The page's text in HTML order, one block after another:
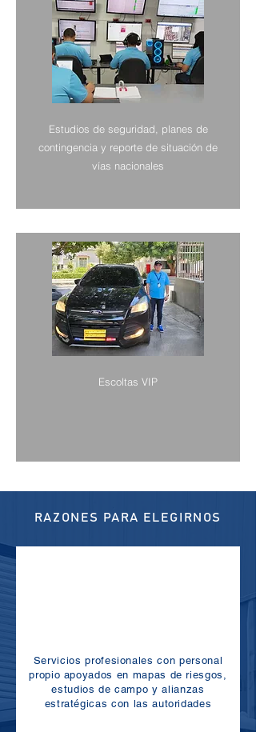
Estudios de seguridad, planes de
contingencia y reporte de situación de
vías nacionales
Escoltas VIP
RAZONES PARA ELEGIRNOS
Servicios profesionales con personal
propio apoyados en mapas de riesgos,
estudios de campo y alianzas
estratégicas con las autoridades